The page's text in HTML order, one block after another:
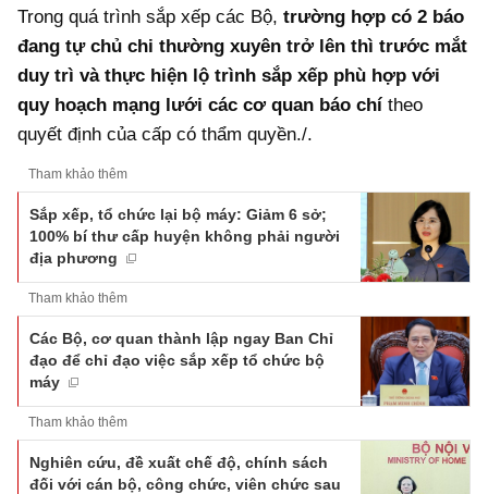
Trong quá trình sắp xếp các Bộ, trường hợp có 2 báo
đang tự chủ chi thường xuyên trở lên thì trước mắt
duy trì và thực hiện lộ trình sắp xếp phù hợp với
quy hoạch mạng lưới các cơ quan báo chí theo
quyết định của cấp có thẩm quyền./.
Tham khảo thêm
Sắp xếp, tổ chức lại bộ máy: Giảm 6 sở;
100% bí thư cấp huyện không phải người
địa phương
Tham khảo thêm
Các Bộ, cơ quan thành lập ngay Ban Chỉ
đạo để chỉ đạo việc sắp xếp tổ chức bộ
máy
Tham khảo thêm
Nghiên cứu, đề xuất chế độ, chính sách
đối với cán bộ, công chức, viên chức sau